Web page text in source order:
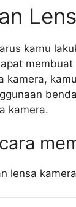
kamu
kamera,
kamera.
lensa